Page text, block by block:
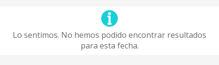
Lo sentimos. No hemos podido encontrar resultados
para esta fecha.